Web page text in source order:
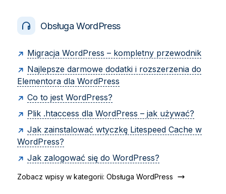
Obsługa WordPress
Migracja WordPress – kompletny przewodnik
Najlepsze darmowe dodatki i rozszerzenia do
Elementora dla WordPress
Co to jest WordPress?
Plik .htaccess dla WordPress – jak używać?
Jak zainstalować wtyczkę Litespeed Cache w
WordPress?
Jak zalogować się do WordPress?
Zobacz wpisy w kategorii: Obsługa WordPress